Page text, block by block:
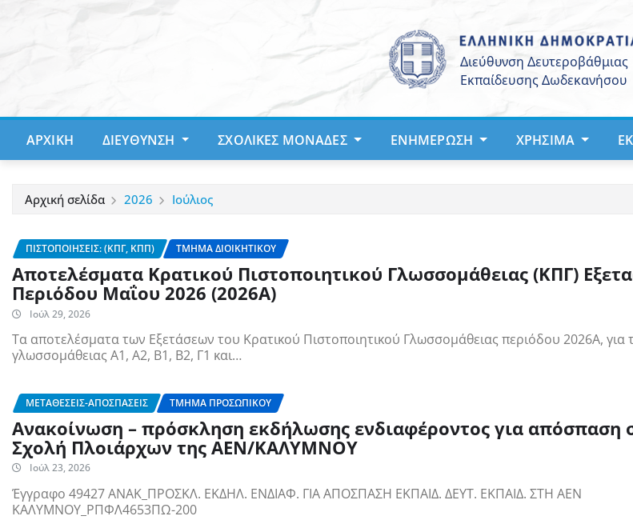
ΑΡΧΙΚΉ ΔΙΕΎΘΥΝΣΗ ΣΧΟΛΙΚΈΣ ΜΟΝΆΔΕΣ ΕΝΗΜΈΡΩΣΗ ΧΡΉΣΙΜΑ
Αρχική σελίδα 2026 Ιούλιος
ΠΙΣΤΟΠΟΙΉΣΕΙΣ: (ΚΠΓ, ΚΠΠ) ΤΜΉΜΑ ΔΙΟΙΚΗΤΙΚΟΎ
Αποτελέσματα Κρατικού Πιστοποιητικού Γλωσσομάθειας (ΚΠΓ)
Περιόδου Μαΐου 2026 (2026Α)
Ιούλ 29, 2026
Τα αποτελέσματα των Εξετάσεων του Κρατικού Πιστοποιητικού Γλωσσομάθειας περιόδου 2026Α, για
γλωσσομάθειας Α1, Α2, Β1, Β2, Γ1 και…
ΜΕΤΑΘΈΣΕΙΣ-ΑΠΟΣΠΆΣΕΙΣ ΤΜΉΜΑ ΠΡΟΣΩΠΙΚΟΎ
Ανακοίνωση – πρόσκληση εκδήλωσης ενδιαφέροντος για απόσπαση
Σχολή Πλοιάρχων της ΑΕΝ/ΚΑΛΥΜΝΟΥ
Ιούλ 23, 2026
Έγγραφο 49427 ΑΝΑΚ_ΠΡΟΣΚΛ. ΕΚΔΗΛ. ΕΝΔΙΑΦ. ΓΙΑ ΑΠΟΣΠΑΣΗ ΕΚΠΑΙΔ. ΔΕΥΤ. ΕΚΠΑΙΔ. ΣΤΗ ΑΕΝ
ΚΑΛΥΜΝΟΥ_ΡΠΦΛ4653ΠΩ-200